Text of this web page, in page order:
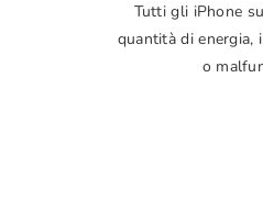
Tutti gli iPhone
quantità di energia,
o